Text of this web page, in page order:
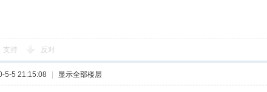
支持 反对
5-5 21:15:08 显示全部楼层